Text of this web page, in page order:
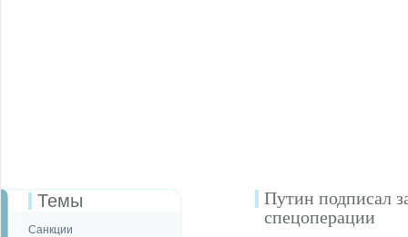
Темы
Санкции
Путин подписал
спецоперации